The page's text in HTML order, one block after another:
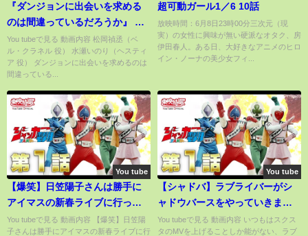
『ダンジョンに出会いを求める
のは間違っているだろうか』 ス
テージ 【水瀬いのり 松岡禎丞】
You tubeで見る 動画内容 松岡禎丞（ベ
ル・クラネル 役） 水瀬いのり（ヘスティ
ア 役） ダンジョンに出会いを求めるのは
間違っている...
超可動ガール1／6 10話
放映時間：6月8日23時00分三次元（現
実）の女性に興味が無い硬派なオタク、房
伊田春人。ある日、大好きなアニメのヒロ
イン・ノーナの美少女フィ...
You tube
【爆笑】日笠陽子さんは勝手に
アイマスの新春ライブに行った
ようです
You tubeで見る 動画内容 【爆笑】日笠陽
子さんは勝手にアイマスの新春ライブに行
You tube
【シャドバ】ラブライバーがシ
ャドウバースをやっていきま
す。~その2~
You tubeで見る 動画内容 いつもはスクス
タのMVを上げることしか能がない、ラブ